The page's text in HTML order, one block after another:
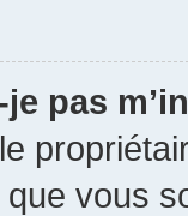
pas
que vous